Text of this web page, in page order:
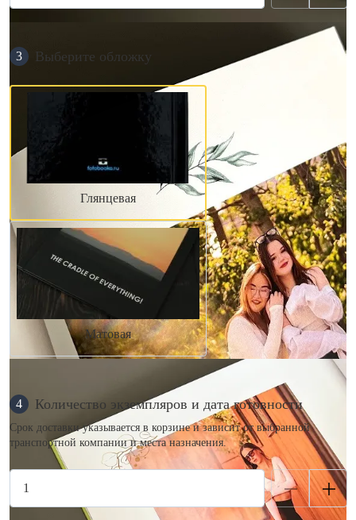
3 Выберите обложку
Глянцевая
Матовая
4 Количество экземпляров и дата готовности
Срок доставки указывается в корзине и зависит от выбранной
транспортной компании и места назначения.